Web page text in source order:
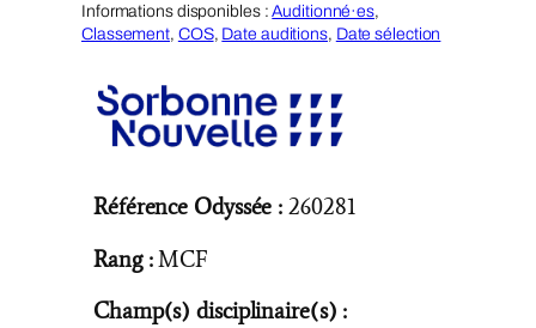
Informations disponibles :Auditionné·es
Classement, COS, Date auditions, Date sélection
Référence Odyssée : 260281
Rang :MCF
Champ(s) disciplinaire(s) :